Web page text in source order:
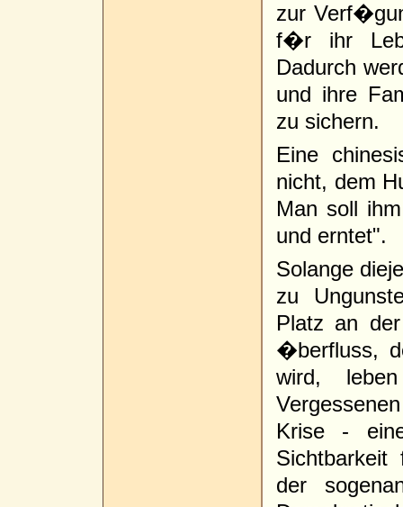
zur
f�r ihr
Dadurch
und ihre
zu sichern.
Eine
nicht, dem
Man soll
und erntet".
Solange
zu
Platz an
�berfluss,
wird,
Krise -
der